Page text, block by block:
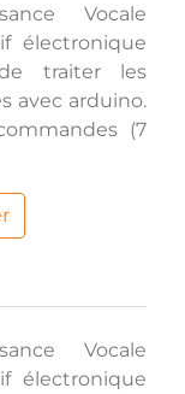
Vocale
électronique
traiter les
avec arduino.
(7
Vocale
électronique